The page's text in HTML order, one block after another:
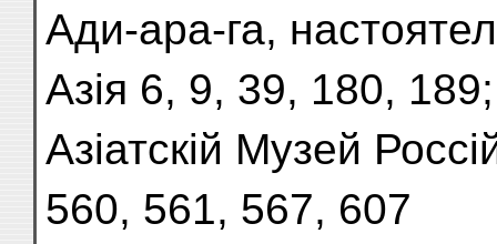
Ади-ара-га,
Азія 6, 9, 39, 180,
Азіатскій Музей
560, 561, 567, 607